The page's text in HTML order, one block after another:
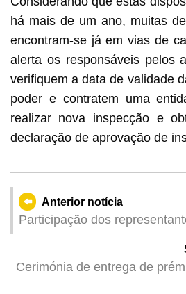
há mais de um ano, muitas
encontram-se já em vias de
alerta os responsáveis pelos
verifiquem a data de validade
poder e contratem uma
realizar nova inspecção e
declaração de aprovação de
Anterior notícia
Participação dos
Reunião Anual da Aliança
Instituições do Ensino
Hong Kong e Macau
Cerimónia de entrega de